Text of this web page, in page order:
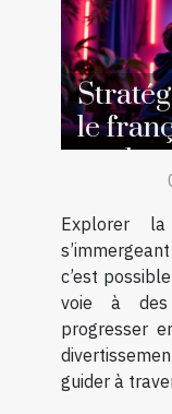
le
Explorer
c’est
voie à des
progresser
guider à